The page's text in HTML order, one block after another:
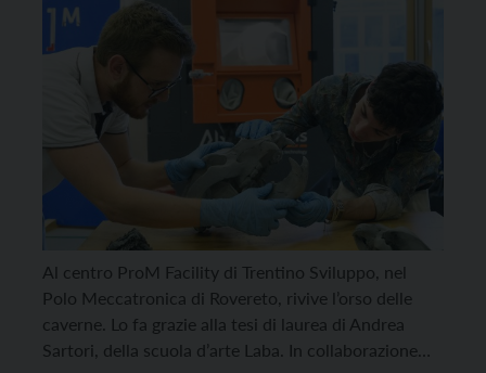
Al centro ProM Facility di Trentino Sviluppo, nel
Polo Meccatronica di Rovereto, rivive l’orso delle
caverne. Lo fa grazie alla tesi di laurea di Andrea
Sartori, della scuola d’arte Laba. In collaborazione